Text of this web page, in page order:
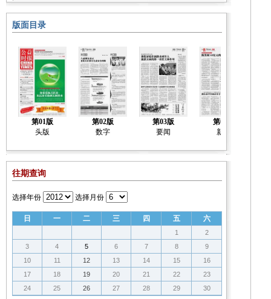
版面目录
第01版
头版
第02版
数字
第03版
要闻
第04版
新闻
往期查询
选择年份 选择月份
日 一 二 三 四 五 六
1
2
3
4 5 6 7 8
9
10
11 12 13 14 15
16
17
18 19 20 21 22
23
24
25 26 27 28 29 30